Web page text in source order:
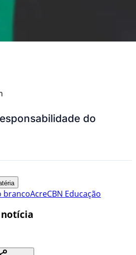
do
brancoAcreCBN Educação